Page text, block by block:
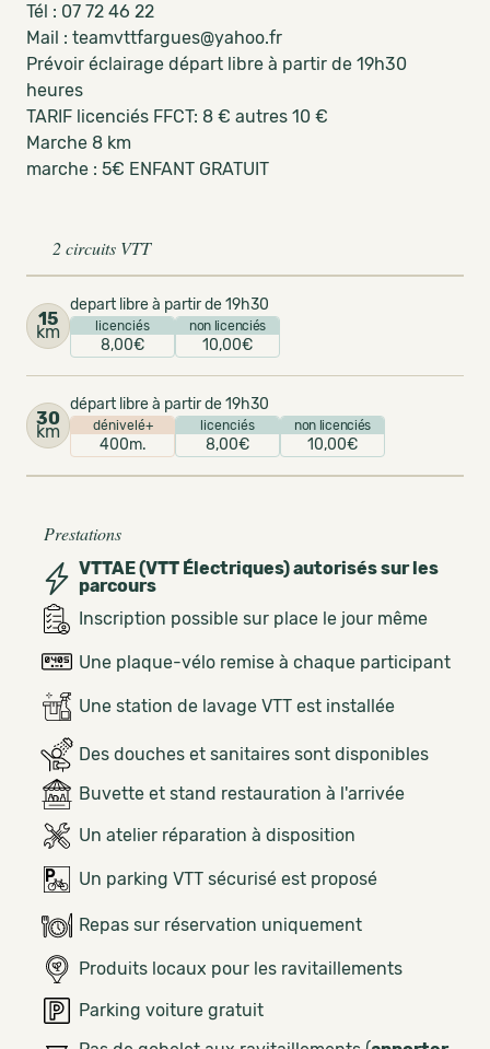
Tél : 07 72 46 22
Mail : teamvttfargues@yahoo.fr
Prévoir éclairage départ libre à partir de 19h30
heures
TARIF licenciés FFCT: 8 € autres 10 €
Marche 8 km
marche : 5€ ENFANT GRATUIT
2 circuits VTT
15
km
depart libre à partir de 19h30
licenciés
8,00€
non licenciés
10,00€
30
km
départ libre à partir de 19h30
dénivelé+
400m.
licenciés
8,00€
non licenciés
10,00€
Prestations
VTTAE (VTT Électriques) autorisés sur les
parcours
Inscription possible sur place le jour même
Une plaque-vélo remise à chaque participant
Une station de lavage VTT est installée
Des douches et sanitaires sont disponibles
Buvette et stand restauration à l'arrivée
Un atelier réparation à disposition
Un parking VTT sécurisé est proposé
Repas sur réservation uniquement
Produits locaux pour les ravitaillements
Parking voiture gratuit